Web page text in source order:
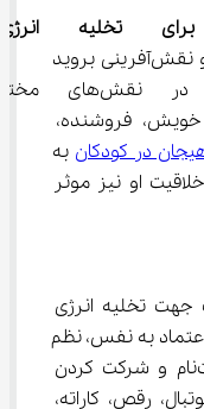
برای تخلیه
می‌توانید به سراغ بازی‌های نمایشی و نقش‌آفرینی بروید
که در آن کودک می‌تواند
علاقه خویش، فروشنده،
در کودکان به
خلاقیت او نیز موثر
تخلیه انرژی
اعتماد به نفس، نظم
و مسئولیت‌پذیری آن‌ها می‌شود، ثبت‌نام و شرکت کردن
فوتبال، رقص، کاراته،